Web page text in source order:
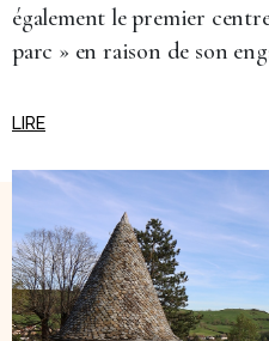
également le premier
parc » en raison de son